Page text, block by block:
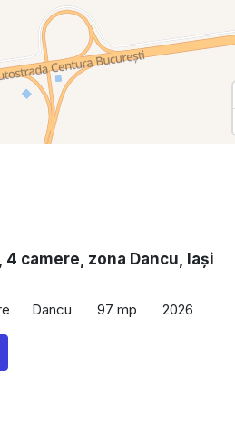
camere, zona Dancu, Iași
Dancu 97 mp 2026